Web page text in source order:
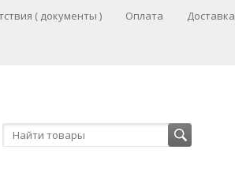
( документы ) Оплата Доставка